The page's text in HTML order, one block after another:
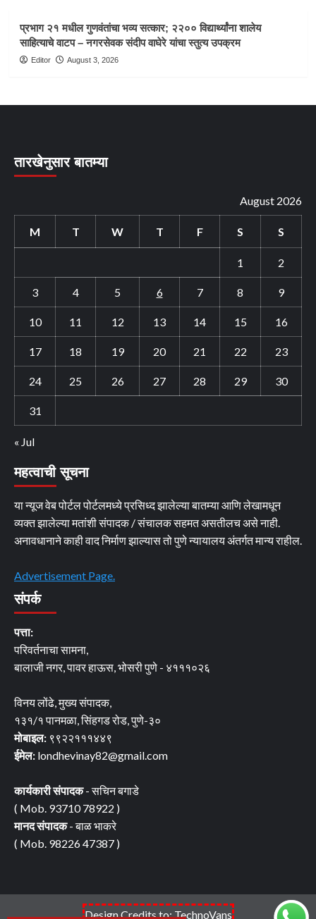
प्रभाग २१ मधील गुणवंतांचा भव्य सत्कार; २२०० विद्यार्थ्यांना शालेय
साहित्याचे वाटप – नगरसेवक संदीप वाघेरे यांचा स्तुत्य उपक्रम
Editor August 3, 2026
तारखेनुसार बातम्या
August 2026
M T W T F S S
1 2
3 4 5 6 7 8 9
10 11 12 13 14 15 16
17 18 19 20 21 22 23
24 25 26 27 28 29 30
31
« Jul
महत्वाची सूचना
या न्यूज वेब पोर्टल पोर्टलमध्ये प्रसिध्द झालेल्या बातम्या आणि लेखामधून
व्यक्त झालेल्या मतांशी संपादक / संचालक सहमत असतीलच असे नाही.
अनावधानाने काही वाद निर्माण झाल्यास तो पुणे न्यायालय अंतर्गत मान्य राहील.
Advertisement Page.
संपर्क
पत्ता:
परिवर्तनाचा सामना,
बालाजी नगर, पावर हाऊस, भोसरी पुणे - ४१११०२६
विनय लोंढे, मुख्य संपादक,
१३१/१ पानमळा, सिंहगड रोड, पुणे-३०
मोबाइल: ९९२२१११४४९
ईमेल: londhevinay82@gmail.com
कार्यकारी संपादक- सचिन बगाडे
( Mob. 93710 78922 )
मानद संपादक- बाळ भाकरे
( Mob. 98226 47387 )
Design Credits to: TechnoVans